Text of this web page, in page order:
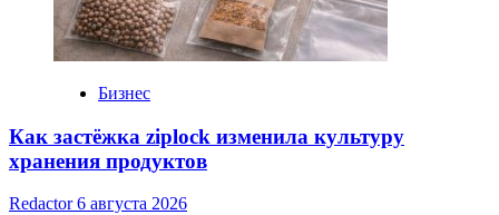
Бизнес
Как застёжка ziplock изменила культуру
хранения продуктов
Redactor6 августа 2026